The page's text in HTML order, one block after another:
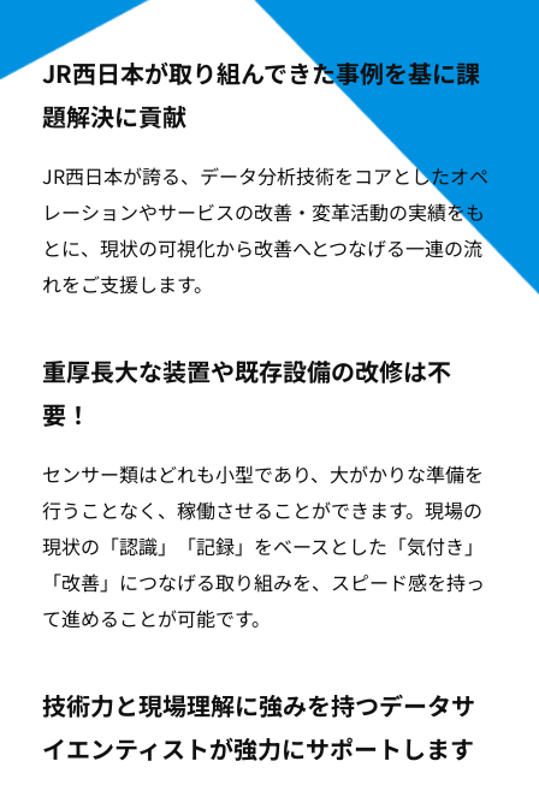
JR西日本が取り組んできた事例を基に課
題解決に貢献
JR西日本が誇る、データ分析技術をコアとしたオペ
レーションやサービスの改善・変革活動の実績をも
とに、現状の可視化から改善へとつなげる一連の流
れをご支援します。
重厚長大な装置や既存設備の改修は不
要！
センサー類はどれも小型であり、大がかりな準備を
行うことなく、稼働させることができます。現場の
現状の「認識」「記録」をベースとした「気付き」
「改善」につなげる取り組みを、スピード感を持っ
て進めることが可能です。
技術力と現場理解に強みを持つデータサ
イエンティストが強力にサポートします